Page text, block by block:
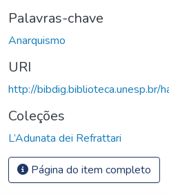
Palavras-chave
Anarquismo
URI
http://bibdig.biblioteca.unesp.br/
Coleções
L’Adunata dei Refrattari
Página do item completo